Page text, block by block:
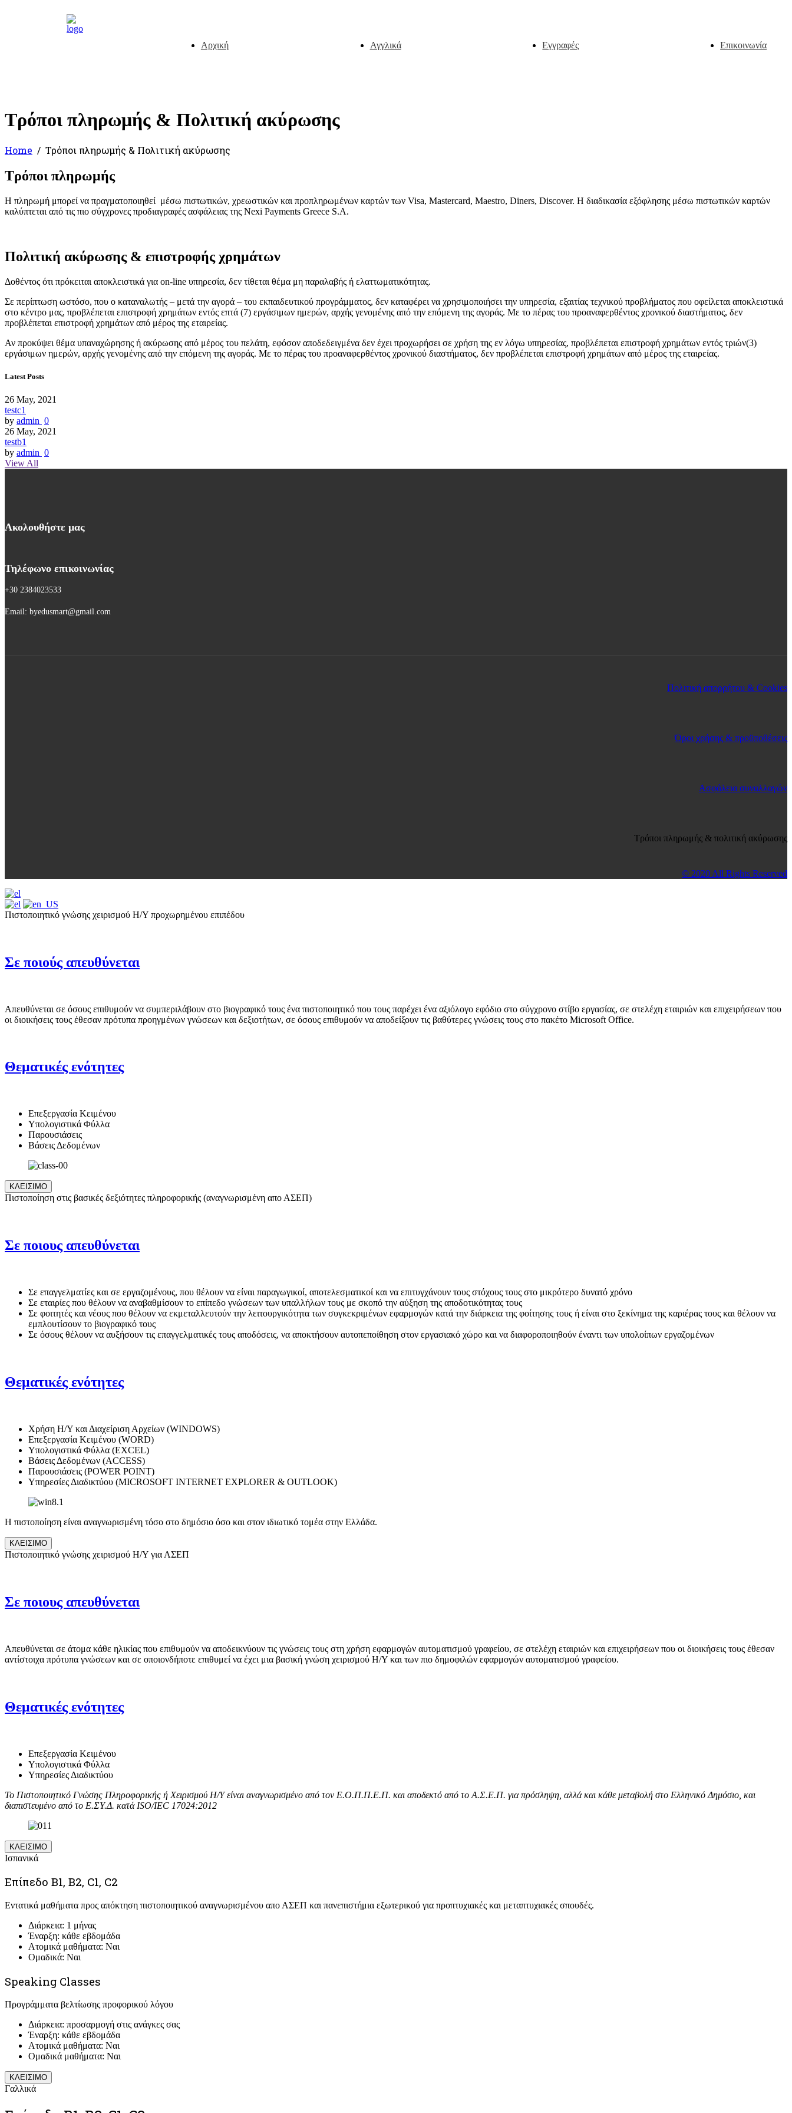
Αρχική Αγγλικά Εγγραφές Επικοινωνία
Τρόποι πληρωμής & Πολιτική ακύρωσης
Home Τρόποι πληρωμής & Πολιτική ακύρωσης
Τρόποι πληρωμής
H πληρωμή μπορεί να πραγματοποιηθεί μέσω πιστωτικών, χρεωστικών και προπληρωμένων καρτών των Visa, Mastercard, Maestro, Diners, Discover. Η διαδικασία εξόφλησης μέσω πιστωτικών καρτών
καλύπτεται από τις πιο σύγχρονες προδιαγραφές ασφάλειας της Nexi Payments Greece S.A.
Πολιτική ακύρωσης & επιστροφής χρημάτων
Δοθέντος ότι πρόκειται αποκλειστικά για on-line υπηρεσία, δεν τίθεται θέμα μη παραλαβής ή ελαττωματικότητας.
Σε περίπτωση ωστόσο, που ο καταναλωτής – μετά την αγορά – του εκπαιδευτικού προγράμματος, δεν καταφέρει να χρησιμοποιήσει την υπηρεσία, εξαιτίας τεχνικού προβλήματος που οφείλεται αποκλειστικά
στο κέντρο μας, προβλέπεται επιστροφή χρημάτων εντός επτά (7) εργάσιμων ημερών, αρχής γενομένης από την επόμενη της αγοράς. Με το πέρας του προαναφερθέντος χρονικού διαστήματος, δεν
προβλέπεται επιστροφή χρημάτων από μέρος της εταιρείας.
Αν προκύψει θέμα υπαναχώρησης ή ακύρωσης από μέρος του πελάτη, εφόσον αποδεδειγμένα δεν έχει προχωρήσει σε χρήση της εν λόγω υπηρεσίας, προβλέπεται επιστροφή χρημάτων εντός τριών(3)
εργάσιμων ημερών, αρχής γενομένης από την επόμενη της αγοράς. Με το πέρας του προαναφερθέντος χρονικού διαστήματος, δεν προβλέπεται επιστροφή χρημάτων από μέρος της εταιρείας.
Latest Posts
26 May, 2021
testc1
by admin 0
26 May, 2021
testb1
by admin 0
View All
Ακολουθήστε μας
Τηλέφωνο επικοινωνίας
+30 2384023533
Email: byedusmart@gmail.com
Πολιτική απορρήτου & Cookies
Όροι χρήσης & προϋποθέσεις
Ασφάλεια συναλλαγών
Τρόποι πληρωμής & πολιτική ακύρωσης
© 2020 All Rights Reserved
Πιστοποιητικό γνώσης χειρισμού Η/Υ προχωρημένου επιπέδου
Σε ποιούς απευθύνεται
Απευθύνεται σε όσους επιθυμούν να συμπεριλάβουν στο βιογραφικό τους ένα πιστοποιητικό που τους παρέχει ένα αξιόλογο εφόδιο στο σύγχρονο στίβο εργασίας, σε στελέχη εταιριών και επιχειρήσεων που
οι διοικήσεις τους έθεσαν πρότυπα προηγμένων γνώσεων και δεξιοτήτων, σε όσους επιθυμούν να αποδείξουν τις βαθύτερες γνώσεις τους στο πακέτο Microsoft Office.
Θεματικές ενότητες
Επεξεργασία Κειμένου
Υπολογιστικά Φύλλα
Παρουσιάσεις
Βάσεις Δεδομένων
ΚΛΕΙΣΙΜΟ
Πιστοποίηση στις βασικές δεξιότητες πληροφορικής (αναγνωρισμένη απο ΑΣΕΠ)
Σε ποιους απευθύνεται
Σε επαγγελματίες και σε εργαζομένους, που θέλουν να είναι παραγωγικοί, αποτελεσματικοί και να επιτυγχάνουν τους στόχους τους στο μικρότερο δυνατό χρόνο
Σε εταιρίες που θέλουν να αναβαθμίσουν το επίπεδο γνώσεων των υπαλλήλων τους με σκοπό την αύξηση της αποδοτικότητας τους
Σε φοιτητές και νέους που θέλουν να εκμεταλλευτούν την λειτουργικότητα των συγκεκριμένων εφαρμογών κατά την διάρκεια της φοίτησης τους ή είναι στο ξεκίνημα της καριέρας τους και θέλουν να
εμπλουτίσουν το βιογραφικό τους
Σε όσους θέλουν να αυξήσουν τις επαγγελματικές τους αποδόσεις, να αποκτήσουν αυτοπεποίθηση στον εργασιακό χώρο και να διαφοροποιηθούν έναντι των υπολοίπων εργαζομένων
Θεματικές ενότητες
Χρήση H/Y και Διαχείριση Αρχείων (WINDOWS)
Επεξεργασία Κειμένου (WORD)
Υπολογιστικά Φύλλα (EXCEL)
Βάσεις Δεδομένων (ACCESS)
Παρουσιάσεις (POWER POINT)
Υπηρεσίες Διαδικτύου (MICROSOFT INTERNET EXPLORER & OUTLOOK)
Η πιστοποίηση είναι αναγνωρισμένη τόσο στο δημόσιο όσο και στον ιδιωτικό τομέα στην Ελλάδα.
ΚΛΕΙΣΙΜΟ
Πιστοποιητικό γνώσης χειρισμού Η/Υ για ΑΣΕΠ
Σε ποιους απευθύνεται
Απευθύνεται σε άτομα κάθε ηλικίας που επιθυμούν να αποδεικνύουν τις γνώσεις τους στη χρήση εφαρμογών αυτοματισμού γραφείου, σε στελέχη εταιριών και επιχειρήσεων που οι διοικήσεις τους έθεσαν
αντίστοιχα πρότυπα γνώσεων και σε οποιονδήποτε επιθυμεί να έχει μια βασική γνώση χειρισμού Η/Υ και των πιο δημοφιλών εφαρμογών αυτοματισμού γραφείου.
Θεματικές ενότητες
Επεξεργασία Κειμένου
Υπολογιστικά Φύλλα
Υπηρεσίες Διαδικτύου
Το Πιστοποιητικό Γνώσης Πληροφορικής ή Χειρισμού Η/Υ είναι αναγνωρισμένο από τον Ε.Ο.Π.Π.Ε.Π. και αποδεκτό από το Α.Σ.Ε.Π. για πρόσληψη, αλλά και κάθε μεταβολή στο Ελληνικό Δημόσιο, και
διαπιστευμένο από το Ε.ΣΥ.Δ. κατά ISO/IEC 17024:2012
ΚΛΕΙΣΙΜΟ
Ισπανικά
Επίπεδο Β1, Β2, C1, C2
Εντατικά μαθήματα προς απόκτηση πιστοποιητικού αναγνωρισμένου απο ΑΣΕΠ και πανεπιστήμια εξωτερικού για προπτυχιακές και μεταπτυχιακές σπουδές.
Διάρκεια: 1 μήνας
Έναρξη: κάθε εβδομάδα
Ατομικά μαθήματα: Ναι
Ομαδικά: Ναι
Speaking Classes
Προγράμματα βελτίωσης προφορικού λόγου
Διάρκεια: προσαρμογή στις ανάγκες σας
Έναρξη: κάθε εβδομάδα
Ατομικά μαθήματα: Ναι
Ομαδικά μαθήματα: Ναι
ΚΛΕΙΣΙΜΟ
Γαλλικά